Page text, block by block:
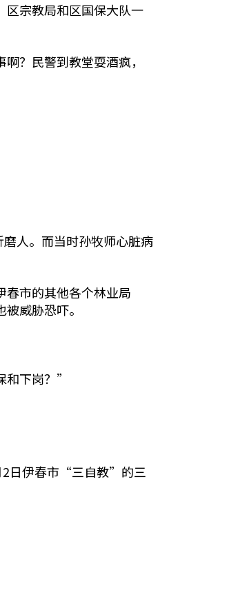
区宗教局和区国保大队一
？民警到教堂耍酒疯，
人。而当时孙牧师心脏病
市的其他各个林业局
威胁恐吓。
下岗？”
2日伊春市“三自教”的三